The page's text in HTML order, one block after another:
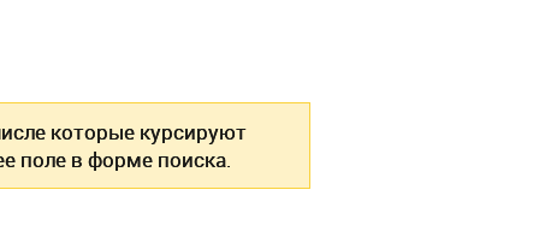
которые курсируют
поле в форме поиска.